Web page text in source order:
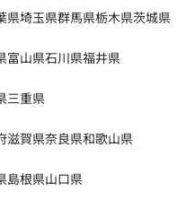
県埼玉県群馬県栃木県茨城県
富山県石川県福井県
三重県
滋賀県奈良県和歌山県
島根県山口県